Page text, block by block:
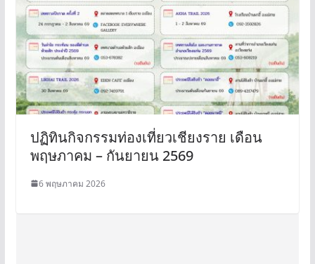
ปฏิทินกิจกรรมท่องเที่ยวเชียงราย เดือน
พฤษภาคม – กันยายน 2569
6 พฤษภาคม 2026